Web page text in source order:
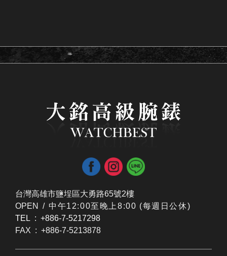
台灣高雄市鹽埕區大勇路65號2樓
OPEN / ​中午12:00至晚上8:00 (每週日公休)
TEL : +886-7-5217298
FAX : +886-7-5213878